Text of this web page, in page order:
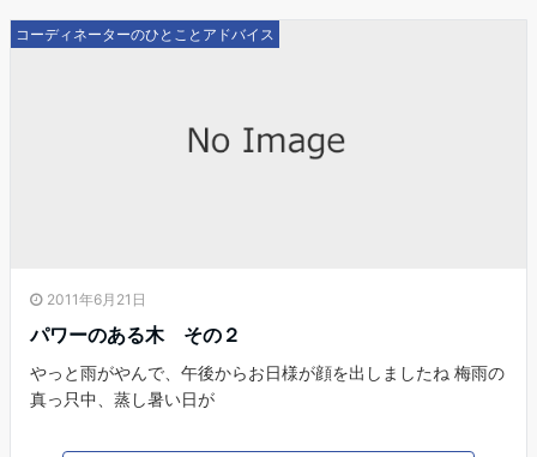
コーディネーターのひとことアドバイス
2011年6月21日
パワーのある木 その２
やっと雨がやんで、午後からお日様が顔を出しましたね 梅雨の
真っ只中、蒸し暑い日が